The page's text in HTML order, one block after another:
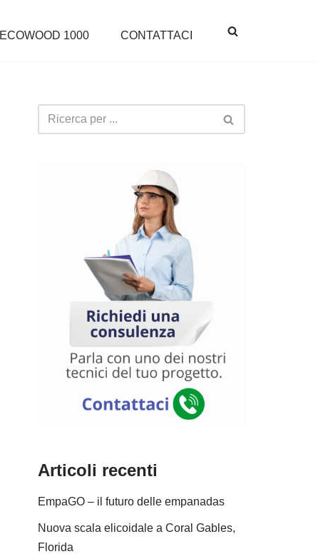
ECOWOOD 1000 CONTATTACI
Articoli recenti
EmpaGO – il futuro delle empanadas
Nuova scala elicoidale a Coral Gables,
Florida